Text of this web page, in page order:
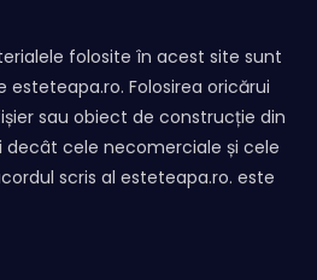
folosite în acest site sunt
Folosirea oricărui
sau obiect de construcție din
cele necomerciale și cele
scris al esteteapa.ro. este